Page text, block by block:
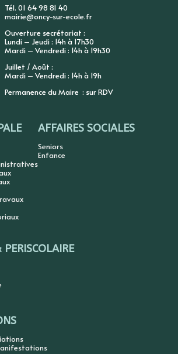
Tél. 01 64 98 81 40
mairie@oncy-sur-ecole.fr
Ouverture secrétariat :
Lundi – Jeudi : 14h à 17h30
Mardi – Vendredi : 14h à 19h30
Juillet / Août :
Mardi – Vendredi : 14h à 19h
Permanence du Maire : sur RDV
AFFAIRES SOCIALES
Seniors
Enfance